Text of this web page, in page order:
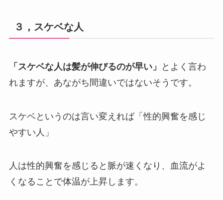
３，スケベな人
「スケベな人は髪が伸びるのが早い」
とよく言わ
れますが、あながち間違いではないそうです。
スケベというのは言い変えれば「性的興奮を感じ
やすい人」
人は性的興奮を感じると脈が速くなり、血流がよ
くなることで体温が上昇します。